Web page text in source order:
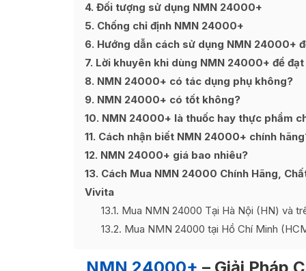
4 Đối tượng sử dụng NMN 24000+
5 Chống chỉ định NMN 24000+
6 Hướng dẫn cách sử dụng NMN 24000+
7 Lời khuyên khi dùng NMN 24000+ để
8 NMN 24000+ có tác dụng phụ không?
9 NMN 24000+ có tốt không?
10 NMN 24000+ là thuốc hay thực phẩm
11 Cách nhận biết NMN 24000+ chính
12 NMN 24000+ giá bao nhiêu?
13 Cách Mua NMN 24000 Chính Hãng,
Vivita
13.1 Mua NMN 24000 Tại Hà Nội (HN) và
13.2 Mua NMN 24000 tại Hồ Chí Minh